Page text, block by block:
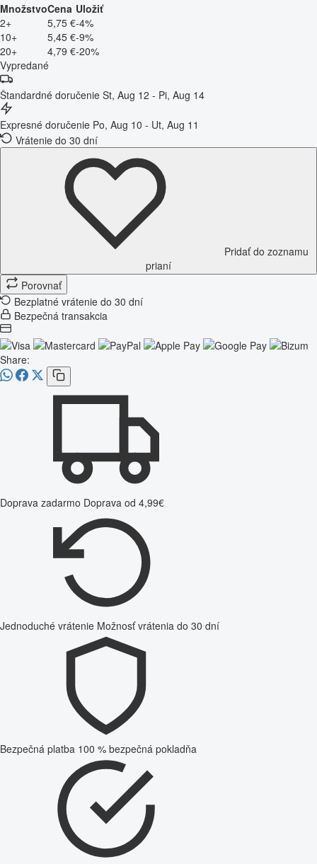
MnožstvoCena Uložiť
2+
5,75 €-4%
10+
5,45 €-9%
20+
4,79 €-20%
Vypredané
Štandardné doručenie St, Aug 12 - Pi, Aug 14
Expresné doručenie Po, Aug 10 - Ut, Aug 11
Vrátenie do 30 dní
Pridať do zoznamu
prianí
Porovnať
Bezplatné vrátenie do 30 dní
Bezpečná transakcia
Share:
Doprava zadarmo Doprava od 4,99€
Jednoduché vrátenie Možnosť vrátenia do 30 dní
Bezpečná platba 100 % bezpečná pokladňa